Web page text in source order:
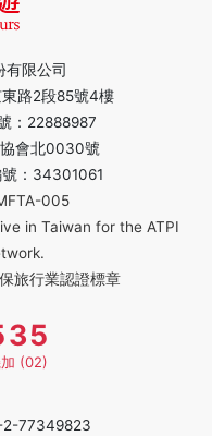
有限公司
路2段85號4樓
：22888987
會北0030號
：34301061
005
in Taiwan for the ATPI
旅行業認證標章
(02)
2-77349823